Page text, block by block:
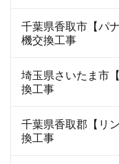
千葉県香取市【パ
機交換工事
埼玉県さいたま市
換工事
千葉県香取郡【リ
換工事